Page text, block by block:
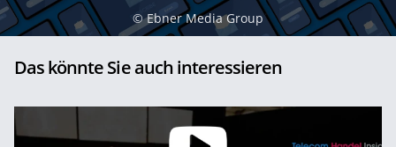
© Ebner Media Group
Das könnte Sie auch interessieren